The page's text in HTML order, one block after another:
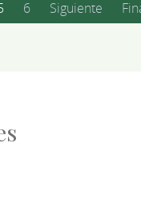
6 Siguiente